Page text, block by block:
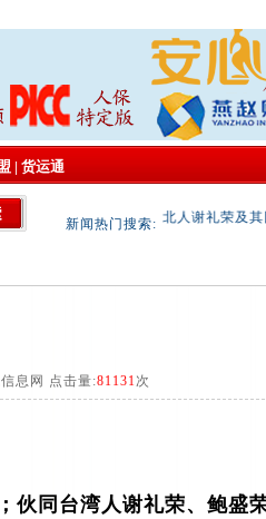
| 货运通
新闻热门搜索:
通告：台北人谢礼荣及其团伙
息网 点击量:81131次
伙同台湾人谢礼荣、鲍盛